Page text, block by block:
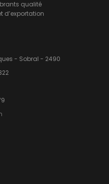
qualité
d’exportation
- Sobral - 2490